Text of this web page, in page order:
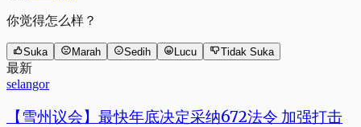
你觉得怎么样？
Suka Marah Sedih Lucu Tidak Suka
最新
selangor
【雪州议会】最快年底决定采纳672法令 加强打击